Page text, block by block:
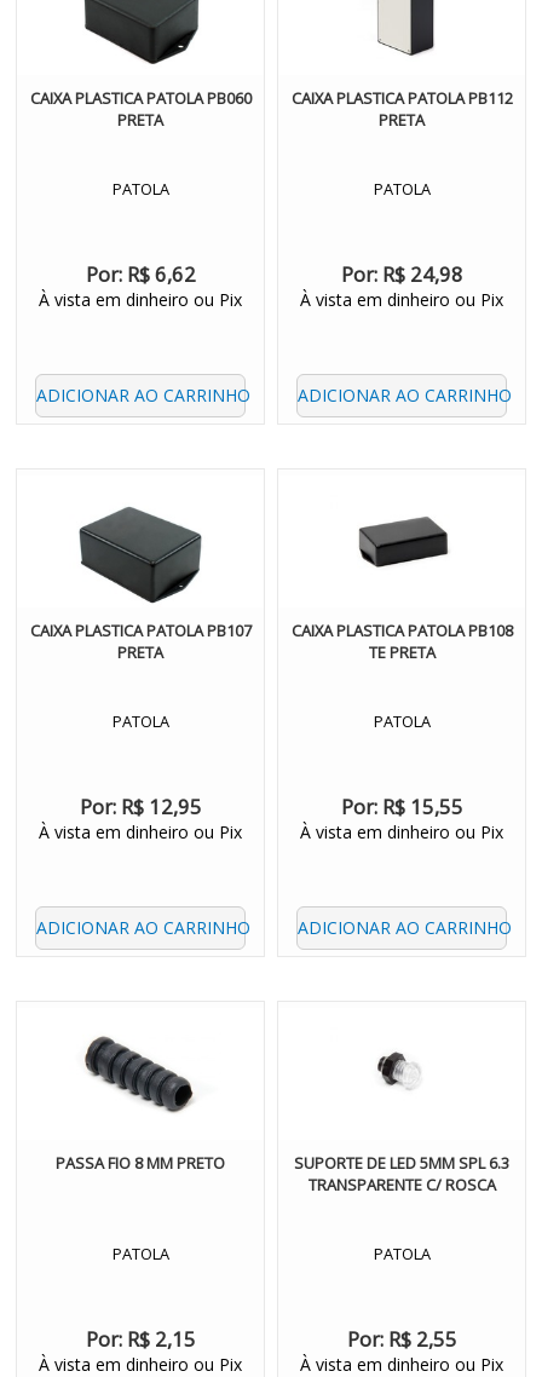
CAIXA PLASTICA PATOLA PB060
PRETA
PATOLA
Por: R$ 6,62
À vista em dinheiro ou Pix
ADICIONAR AO CARRINHO
CAIXA PLASTICA PATOLA PB112
PRETA
PATOLA
Por: R$ 24,98
À vista em dinheiro ou Pix
ADICIONAR AO CARRINHO
CAIXA PLASTICA PATOLA PB107
PRETA
PATOLA
Por: R$ 12,95
À vista em dinheiro ou Pix
ADICIONAR AO CARRINHO
CAIXA PLASTICA PATOLA PB108
TE PRETA
PATOLA
Por: R$ 15,55
À vista em dinheiro ou Pix
ADICIONAR AO CARRINHO
PASSA FIO 8 MM PRETO
PATOLA
Por: R$ 2,15
À vista em dinheiro ou Pix
SUPORTE DE LED 5MM SPL 6.3
TRANSPARENTE C/ ROSCA
PATOLA
Por: R$ 2,55
À vista em dinheiro ou Pix